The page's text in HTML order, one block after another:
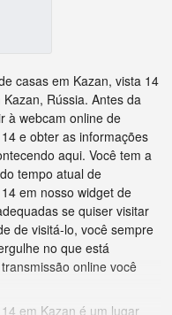
casas em Kazan, vista 14
Rússia. Antes da
à webcam online de
e obter as informações
aqui. Você tem a
tempo atual de
em nosso widget de
se quiser visitar
de visitá-lo, você sempre
no que está
online você
em Kazan é um lugar